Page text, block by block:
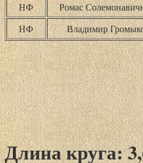
НФ
Ромас
НФ
Владимир
Длина круга: